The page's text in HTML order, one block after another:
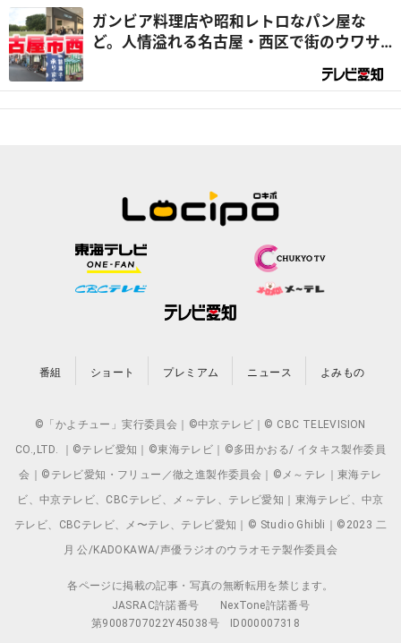
ガンビア料理店や昭和レトロなパン屋な
ど。人情溢れる名古屋・西区で街のウワサ
を大調査！（前編）｜デラメチャ気にな
番組 ショート プレミアム ニュース よみもの
©「かよチュー」実行委員会｜©中京テレビ｜© CBC TELEVISION
CO.,LTD. ｜©テレビ愛知｜©東海テレビ｜©多田かおる/ イタキス製作委員
会｜©テレビ愛知・フリュー／徹之進製作委員会｜©メ～テレ｜東海テレ
ビ、中京テレビ、CBCテレビ、メ～テレ、テレビ愛知｜東海テレビ、中京
テレビ、CBCテレビ、メ〜テレ、テレビ愛知｜© Studio Ghibli｜©2023 二
月 公/KADOKAWA/声優ラジオのウラオモテ製作委員会
各ページに掲載の記事・写真の無断転用を禁じます。
JASRAC許諾番号
NexTone許諾番号
第9008707022Y45038号
ID000007318